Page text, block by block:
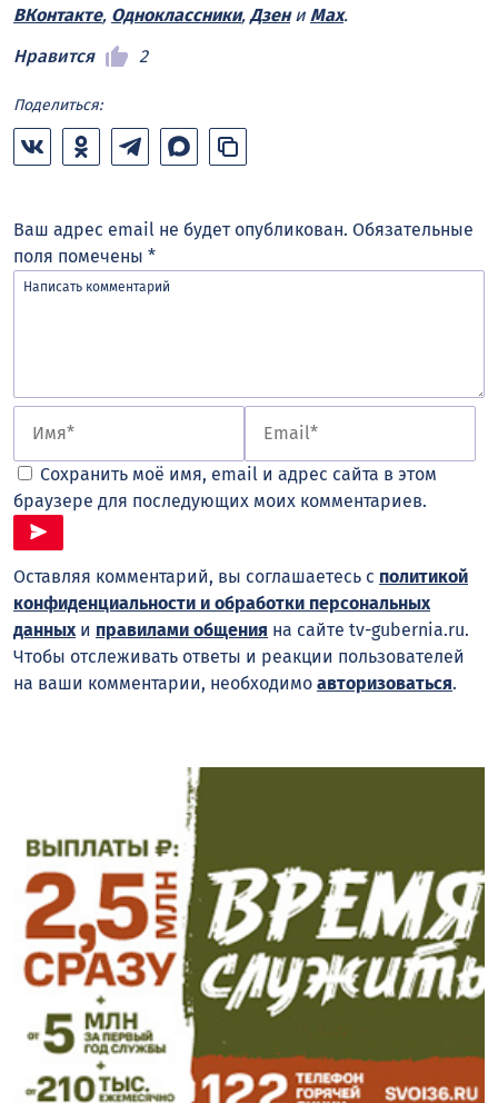
ВКонтакте, Одноклассники, Дзени Max.
Нравится
2
Поделиться:
Ваш адрес email не будет опубликован. Обязательные
поля помечены *
Сохранить моё имя, email и адрес сайта в этом
браузере для последующих моих комментариев.
Оставляя комментарий, вы соглашаетесь с политикой
конфиденциальности и обработки персональных
данныхи правилами общения на сайте tv-gubernia.ru.
Чтобы отслеживать ответы и реакции пользователей
на ваши комментарии, необходимо авторизоваться.